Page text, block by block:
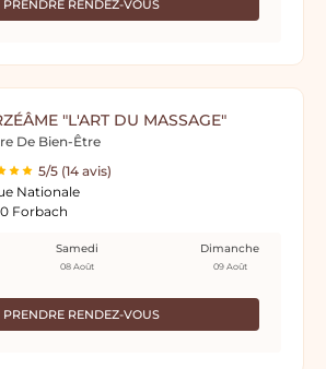
PRENDRE RENDEZ-VOUS
"L'ART DU MASSAGE"
De Bien-Être
5/5 (14 avis)
Nationale
Forbach
PRENDRE RENDEZ-VOUS
Samedi
08 Août
Dimanche
09 Août